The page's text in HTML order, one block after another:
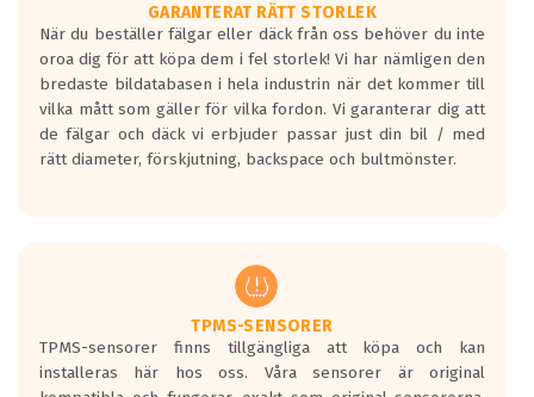
rullmotståndets ljud överträffa
motorljudet.
På däckmärkningen kommer det finnas
en symbol av ett däck med vågar. Hög
bullernivå markeras med svarta vågor
medans de vita vågorna påvisar om det är
ett tyst däck.
regelverket som introduceras år 2016.
Ett däck med två svarta vågor är redan
godkända för år 2016 nya regelverk.
Ett däck med en svart våg kommer vara
minst tre decibel tystare än det
GARANTERAT RÄTT STORLEK
När du beställer fälgar eller däck från oss behöver du inte
oroa dig för att köpa dem i fel storlek! Vi har nämligen den
bredaste bildatabasen i hela industrin när det kommer till
vilka mått som gäller för vilka fordon. Vi garanterar dig att
de fälgar och däck vi erbjuder passar just din bil / med
rätt diameter, förskjutning, backspace och bultmönster.
TPMS-SENSORER
TPMS-sensorer finns tillgängliga att köpa och kan
installeras här hos oss. Våra sensorer är original